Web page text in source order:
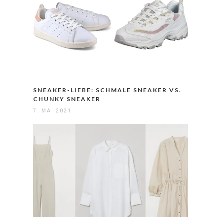
SNEAKER-LIEBE: SCHMALE SNEAKER VS.
CHUNKY SNEAKER
7. MAI 2021